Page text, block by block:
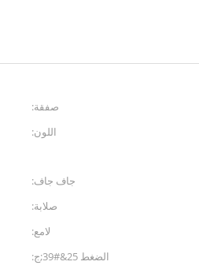
صفقة:
اللون:
جاف جاف:
صلابة:
لامع:
الضغط 25&#39;ج: